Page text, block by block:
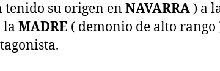
tenido su origen en NAVARRA) a
la MADRE ( demonio de alto rango